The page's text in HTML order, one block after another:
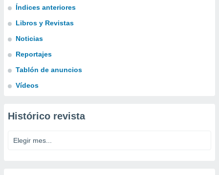
Índices anteriores
Libros y Revistas
Noticias
Reportajes
Tablón de anuncios
Vídeos
Histórico revista